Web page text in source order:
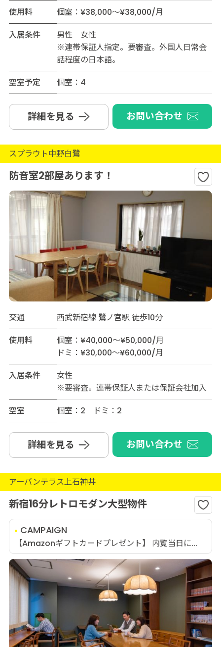
使用料
個室：¥38,000～¥38,000/月
入居条件
男性 女性
※連帯保証人指定。要審査。外国人日常会
話程度の日本語。
空室予定
個室：4
詳細を見る お問い合わせ
スプラウト中野白鷺
防音室2部屋あります！
交通
西武新宿線 鷺ノ宮駅 徒歩10分
使用料
個室：¥40,000～¥50,000/月
ドミ：¥30,000～¥60,000/月
入居条件
女性
※要審査。連帯保証人または保証会社加入
空室
個室：2 ドミ：2
詳細を見る お問い合わせ
アーバンテラス上石神井
新宿16分レトロモダン大型物件
CAMPAIGN
【Amazonギフトカードプレゼント】 内覧当日に...